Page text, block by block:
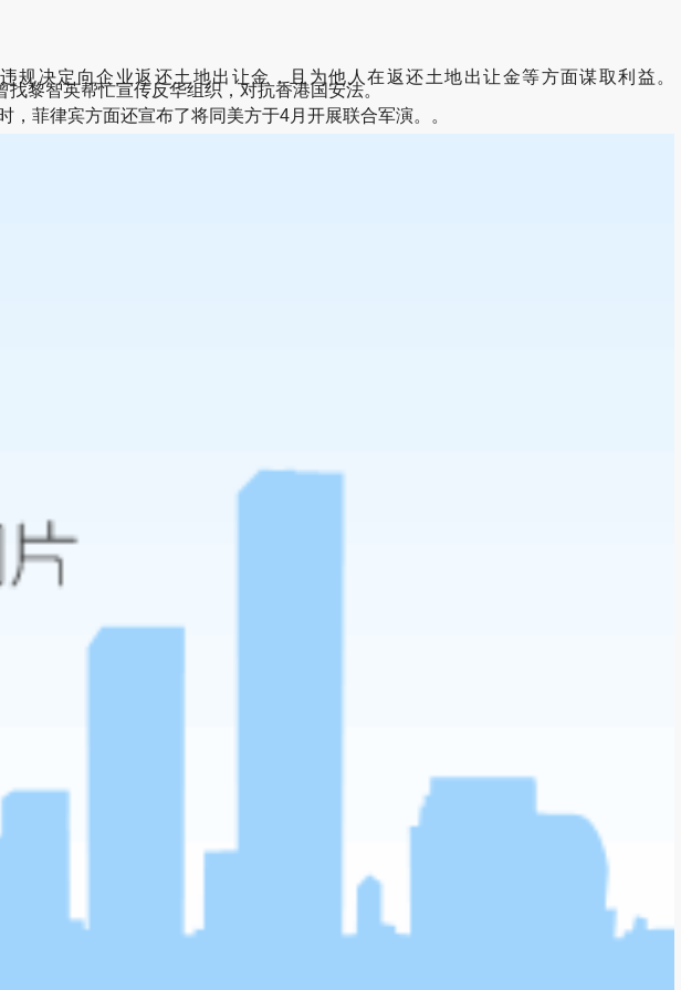
决定向企业返还土地出让金，且为他人在返还土地出让金等方面谋取利益。
黎智英帮忙宣传反华组织，对抗香港国安法。
菲律宾方面还宣布了将同美方于4月开展联合军演。。